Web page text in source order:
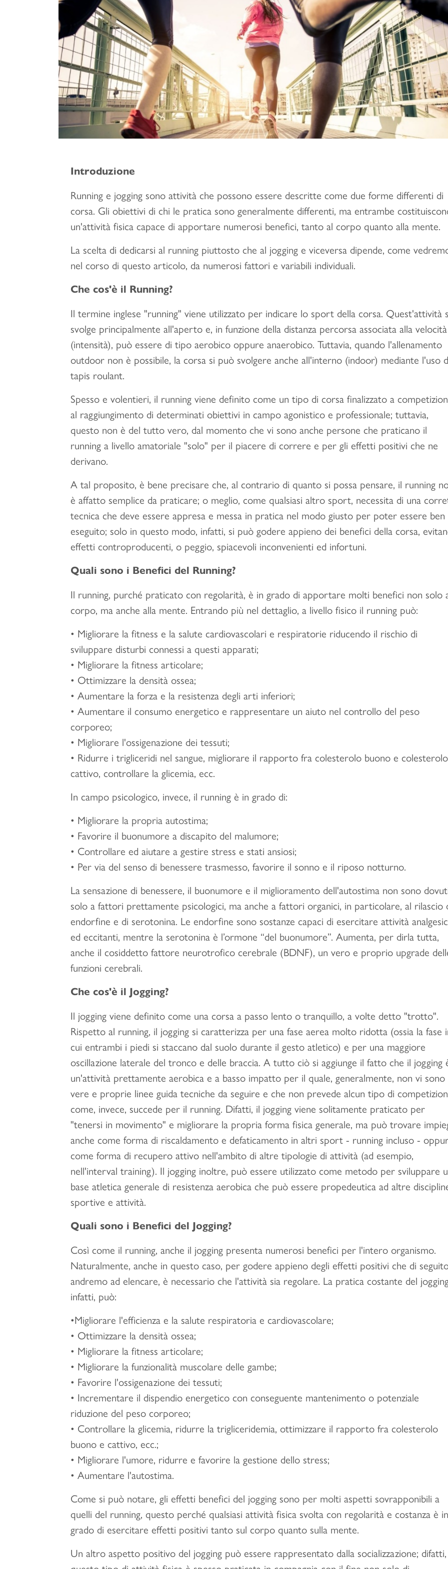
Introduzione
Running e jogging sono attività che possono essere descritte come due forme differenti di
corsa. Gli obiettivi di chi le pratica sono generalmente differenti, ma entrambe
un'attività fisica capace di apportare numerosi benefici, tanto al corpo quanto alla mente.
La scelta di dedicarsi al running piuttosto che al jogging e viceversa dipende, come
nel corso di questo articolo, da numerosi fattori e variabili individuali.
Che cos'è il Running?
Il termine inglese "running" viene utilizzato per indicare lo sport della corsa. Quest'attività
svolge principalmente all'aperto e, in funzione della distanza percorsa associata alla velocità
(intensità), può essere di tipo aerobico oppure anaerobico. Tuttavia, quando l'allenamento
outdoor non è possibile, la corsa si può svolgere anche all'interno (indoor) mediante l'uso
tapis roulant.
Spesso e volentieri, il running viene definito come un tipo di corsa finalizzato a
al raggiungimento di determinati obiettivi in campo agonistico e professionale; tuttavia,
questo non è del tutto vero, dal momento che vi sono anche persone che praticano il
running a livello amatoriale "solo" per il piacere di correre e per gli effetti positivi che ne
derivano.
A tal proposito, è bene precisare che, al contrario di quanto si possa pensare, il running
è affatto semplice da praticare; o meglio, come qualsiasi altro sport, necessita di una
tecnica che deve essere appresa e messa in pratica nel modo giusto per poter essere ben
eseguito; solo in questo modo, infatti, si può godere appieno dei benefici della corsa,
effetti controproducenti, o peggio, spiacevoli inconvenienti ed infortuni.
Quali sono i Benefici del Running?
Il running, purché praticato con regolarità, è in grado di apportare molti benefici non solo
corpo, ma anche alla mente. Entrando più nel dettaglio, a livello fisico il running può:
• Migliorare la fitness e la salute cardiovascolari e respiratorie riducendo il rischio di
sviluppare disturbi connessi a questi apparati;
• Migliorare la fitness articolare;
• Ottimizzare la densità ossea;
• Aumentare la forza e la resistenza degli arti inferiori;
• Aumentare il consumo energetico e rappresentare un aiuto nel controllo del peso
corporeo;
• Migliorare l'ossigenazione dei tessuti;
• Ridurre i trigliceridi nel sangue, migliorare il rapporto fra colesterolo buono e colesterolo
cattivo, controllare la glicemia, ecc.
In campo psicologico, invece, il running è in grado di:
• Migliorare la propria autostima;
• Favorire il buonumore a discapito del malumore;
• Controllare ed aiutare a gestire stress e stati ansiosi;
• Per via del senso di benessere trasmesso, favorire il sonno e il riposo notturno.
La sensazione di benessere, il buonumore e il miglioramento dell'autostima non sono
solo a fattori prettamente psicologici, ma anche a fattori organici, in particolare, al rilascio
endorfine e di serotonina. Le endorfine sono sostanze capaci di esercitare attività
ed eccitanti, mentre la serotonina è l’ormone “del buonumore”. Aumenta, per dirla tutta,
anche il cosiddetto fattore neurotrofico cerebrale (BDNF), un vero e proprio upgrade
funzioni cerebrali.
Che cos'è il Jogging?
Il jogging viene definito come una corsa a passo lento o tranquillo, a volte detto "trotto".
Rispetto al running, il jogging si caratterizza per una fase aerea molto ridotta (ossia la fase
cui entrambi i piedi si staccano dal suolo durante il gesto atletico) e per una maggiore
oscillazione laterale del tronco e delle braccia. A tutto ciò si aggiunge il fatto che il jogging
un'attività prettamente aerobica e a basso impatto per il quale, generalmente, non vi sono
vere e proprie linee guida tecniche da seguire e che non prevede alcun tipo di
come, invece, succede per il running. Difatti, il jogging viene solitamente praticato per
"tenersi in movimento" e migliorare la propria forma fisica generale, ma può trovare
anche come forma di riscaldamento e defaticamento in altri sport - running incluso -
come forma di recupero attivo nell'ambito di altre tipologie di attività (ad esempio,
nell'interval training). Il jogging inoltre, può essere utilizzato come metodo per sviluppare
base atletica generale di resistenza aerobica che può essere propedeutica ad altre
sportive e attività.
Quali sono i Benefici del Jogging?
Così come il running, anche il jogging presenta numerosi benefici per l'intero organismo.
Naturalmente, anche in questo caso, per godere appieno degli effetti positivi che di
andremo ad elencare, è necessario che l'attività sia regolare. La pratica costante del
infatti, può:
•Migliorare l'efficienza e la salute respiratoria e cardiovascolare;
• Ottimizzare la densità ossea;
• Migliorare la fitness articolare;
• Migliorare la funzionalità muscolare delle gambe;
• Favorire l'ossigenazione dei tessuti;
• Incrementare il dispendio energetico con conseguente mantenimento o potenziale
riduzione del peso corporeo;
• Controllare la glicemia, ridurre la trigliceridemia, ottimizzare il rapporto fra colesterolo
buono e cattivo, ecc.;
• Migliorare l'umore, ridurre e favorire la gestione dello stress;
• Aumentare l'autostima.
Come si può notare, gli effetti benefici del jogging sono per molti aspetti sovrapponibili a
quelli del running, questo perché qualsiasi attività fisica svolta con regolarità e costanza è in
grado di esercitare effetti positivi tanto sul corpo quanto sulla mente.
Un altro aspetto positivo del jogging può essere rappresentato dalla socializzazione; difatti,